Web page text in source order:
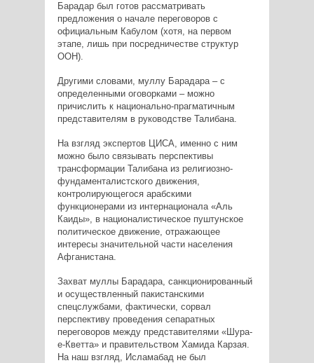
Барадар был готов рассматривать
предложения о начале переговоров с
официальным Кабулом (хотя, на первом
этапе, лишь при посредничестве структур
ООН).
Другими словами, муллу Барадара – с
определенными оговорками – можно
причислить к национально-прагматичным
представителям в руководстве Талибана.
На взгляд экспертов ЦИСА, именно с ним
можно было связывать перспективы
трансформации Талибана из религиозно-
фундаменталистского движения,
контролирующегося арабскими
функционерами из интернационала «Аль
Каиды», в националистическое пуштунское
политическое движение, отражающее
интересы значительной части населения
Афганистана.
Захват муллы Барадара, санкционированный
и осуществленный пакистанскими
спецслужбами, фактически, сорвал
перспективу проведения сепаратных
переговоров между представителями «Шура-
е-Кветта» и правительством Хамида Карзая.
На наш взгляд, Исламабад не был